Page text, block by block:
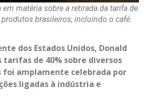
matéria sobre a retirada da tarifa de
produtos brasileiros, incluindo o café.
dos Estados Unidos, Donald
de 40% sobre diversos
foi amplamente celebrada por
ligadas à indústria e